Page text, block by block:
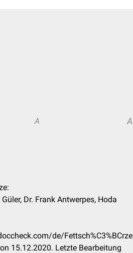
A A
Dr. Frank Antwerpes, Hoda
de/Fettsch%C3%BCrze
15.12.2020. Letzte Bearbeitung